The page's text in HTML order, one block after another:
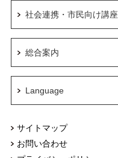
サイトマップ
お問い合わせ
社会連携・市民向け講座
総合案内
Language